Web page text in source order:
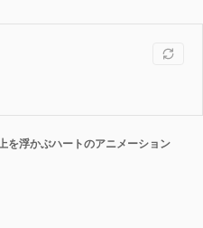
を浮かぶハートのアニメーション